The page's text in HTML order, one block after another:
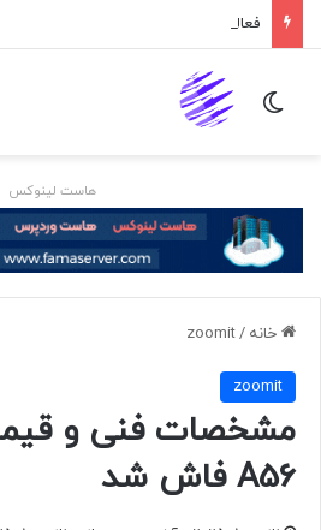
فعالیت حساب‌های رایگان در «ایکس»
تغییر پوسته
هاست لینوکس
خانه /
zoomit
zoomit
مشخصات فنی و
A56 فاش شد